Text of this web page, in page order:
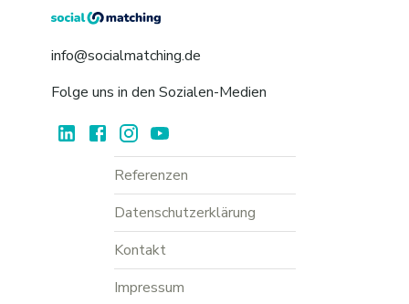
info@socialmatching.de
Folge uns in den Sozialen-Medien
Referenzen
Datenschutzerklärung
Kontakt
Impressum